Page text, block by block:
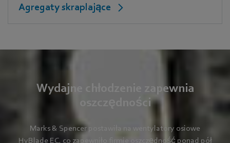
Agregaty skraplające
Wydajne chłodzenie zapewnia
oszczędności
Marks & Spencer postawiła na wentylatory osiowe
HyBlade EC, co zapewniło firmie oszczędność ponad pół